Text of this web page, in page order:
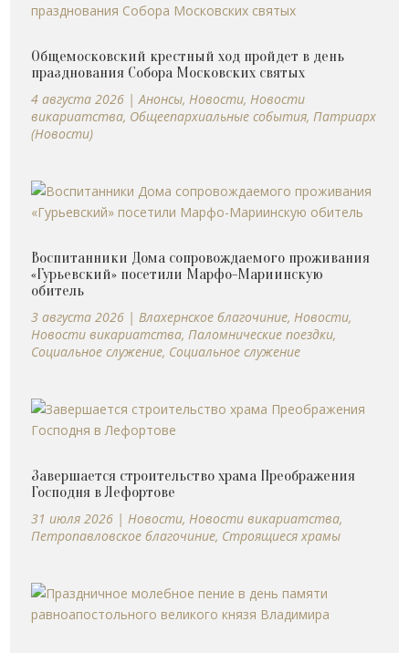
Общемосковский крестный ход пройдет в день
празднования Собора Московских святых
4 августа 2026 |Анонсы,Новости,Новости
викариатства, Общеепархиальные события,Патриарх
(Новости)
Воспитанники Дома сопровождаемого проживания
«Гурьевский» посетили Марфо-Мариинскую
обитель
3 августа 2026 |Влахернское благочиние,Новости,
Новости викариатства,Паломнические поездки,
Социальное служение, Социальное служение
Завершается строительство храма Преображения
Господня в Лефортове
31 июля 2026 |Новости,Новости викариатства,
Петропавловское благочиние, Строящиеся храмы